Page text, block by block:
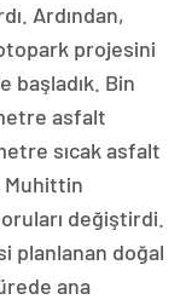
Ardından,
projesini
başladık. Bin
asfalt
sıcak asfalt
Muhittin
değiştirdi.
planlanan doğal
ana